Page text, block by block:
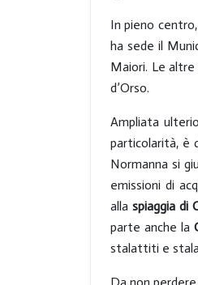
In pieno
ha sede il
Maiori. Le altre
d’Orso.
Ampliata
particolarità, è
Normanna si
emissioni di
alla spiaggia di
parte anche la
stalattiti e